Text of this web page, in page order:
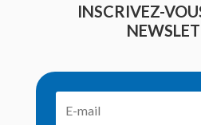
INSCRIVEZ-